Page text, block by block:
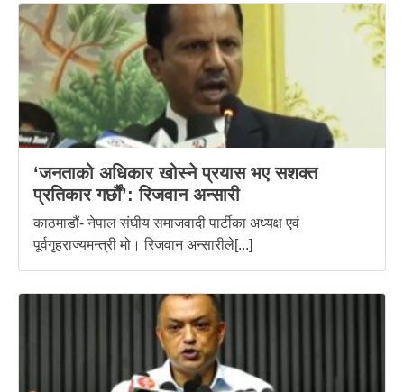
‘जनताको अधिकार खोस्ने प्रयास भए सशक्त
प्रतिकार गर्छौं’: रिजवान अन्सारी
काठमाडौं- नेपाल संघीय समाजवादी पार्टीका अध्यक्ष एवं
पूर्वगृहराज्यमन्त्री मो। रिजवान अन्सारीले[...]